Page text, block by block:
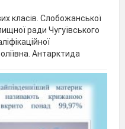
класів. Слобожанської
ради Чугуївського
Антарктида